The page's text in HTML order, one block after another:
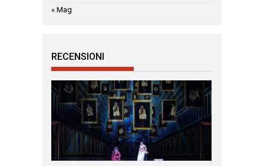
« Mag
RECENSIONI